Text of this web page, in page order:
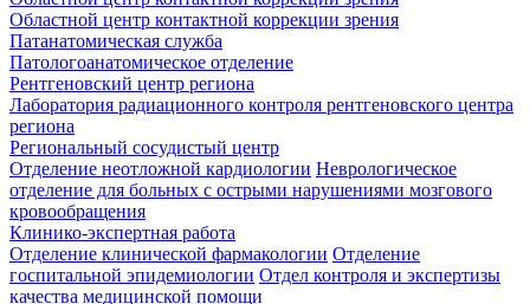
Областной центр контактной коррекции зрения
Патанатомическая служба
Патологоанатомическое отделение
Рентгеновский центр региона
Лаборатория радиационного контроля рентгеновского центра
региона
Региональный сосудистый центр
Отделение неотложной кардиологии Неврологическое
отделение для больных с острыми нарушениями мозгового
кровообращения
Клинико-экспертная работа
Отделение клинической фармакологии Отделение
госпитальной эпидемиологии Отдел контроля и экспертизы
качества медицинской помощи